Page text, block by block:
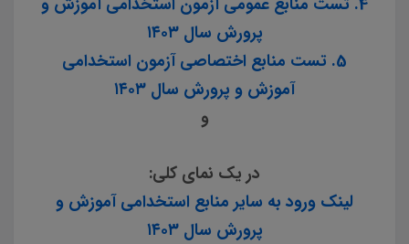
پرورش سال ۱۴۰۳
5. تست منابع اختصاصی آزمون استخدامی
آموزش و پرورش سال ۱۴۰۳
و
در یک نمای کلی:
لینک ورود به سایر منابع استخدامی آموزش و
پرورش سال ۱۴۰۳